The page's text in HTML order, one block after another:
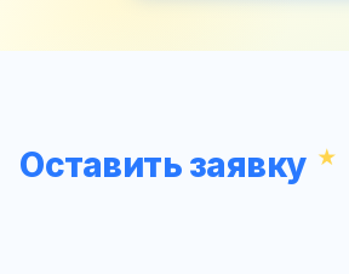
Оставить заявку